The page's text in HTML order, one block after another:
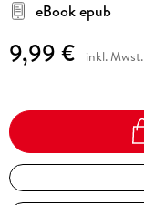
eBook epub
9,99 € inkl. Mwst.